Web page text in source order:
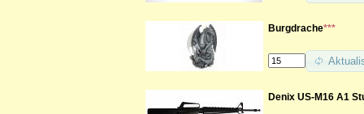
Burgdrache***
Denix US-M16 A1